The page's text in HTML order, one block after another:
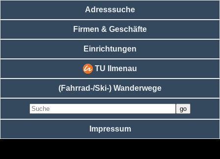
Adresssuche
Firmen & Geschäfte
Einrichtungen
TU Ilmenau
(Fahrrad-/Ski-) Wanderwege
Impressum